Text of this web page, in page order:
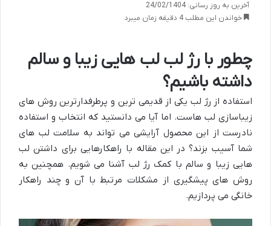
آخرین به روز رسانی: 24/02/1404
خواندن این مطلب 4 دقیقه زمان میبرد
چطور با رژ لب لب هایی زیبا و سالم
داشته باشیم؟
استفاده از رژ لب یکی از قدیمی ترین و پرطرفدارترین روش های
زیباسازی لب هاست. اما آیا می دانستید که انتخاب و استفاده
نادرست از این محصول آرایشی می تواند به سلامت لب های
شما آسیب بزند؟ در این مقاله با راهکارهایی برای داشتن لب
هایی زیبا و سالم با کمک رژ لب آشنا می شویم. همچنین به
روش های پیشگیری از مشکلات مرتبط با آن و چند راهکار
خانگی می پردازیم.